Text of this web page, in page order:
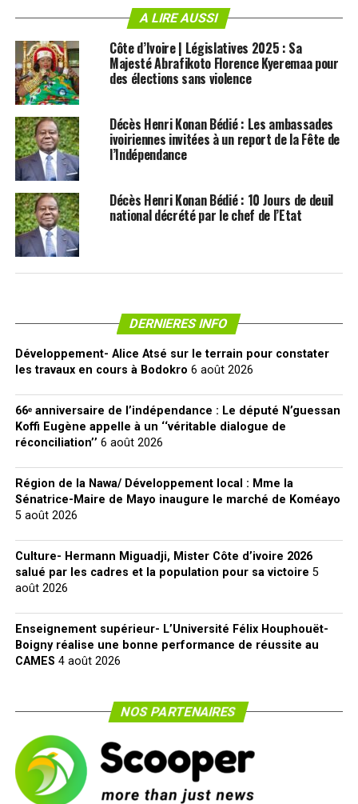
A LIRE AUSSI
Côte d’Ivoire | Législatives 2025 : Sa
Majesté Abrafikoto Florence Kyeremaa pour
des élections sans violence
Décès Henri Konan Bédié : Les ambassades
ivoiriennes invitées à un report de la Fête de
l’Indépendance
Décès Henri Konan Bédié : 10 Jours de deuil
national décrété par le chef de l’Etat
DERNIERES INFO
Développement- Alice Atsé sur le terrain pour constater
les travaux en cours à Bodokro 6 août 2026
66ᵉ anniversaire de l’indépendance : Le député N’guessan
Koffi Eugène appelle à un ‘‘véritable dialogue de
réconciliation’’ 6 août 2026
Région de la Nawa/ Développement local : Mme la
Sénatrice-Maire de Mayo inaugure le marché de Koméayo
5 août 2026
Culture- Hermann Miguadji, Mister Côte d’ivoire 2026
salué par les cadres et la population pour sa victoire 5
août 2026
Enseignement supérieur- L’Université Félix Houphouët-
Boigny réalise une bonne performance de réussite au
CAMES 4 août 2026
NOS PARTENAIRES